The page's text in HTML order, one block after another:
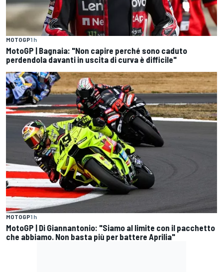
MOTOGP1 h
MotoGP | Bagnaia: "Non capire perché sono caduto
perdendola davanti in uscita di curva è difficile"
MOTOGP1 h
MotoGP | Di Giannantonio: "Siamo al limite con il pacchetto
che abbiamo. Non basta più per battere Aprilia"